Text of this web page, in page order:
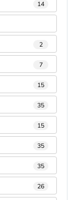
14
2
7
15
35
15
35
35
26